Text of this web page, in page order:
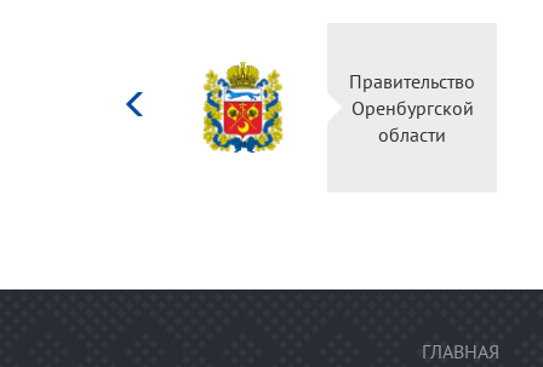
Правительство
Оренбургской
области
ГЛАВНАЯ